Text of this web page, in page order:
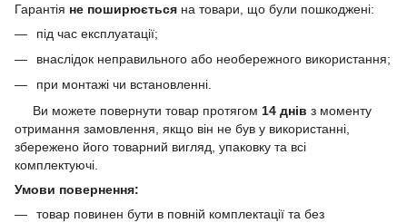
Гарантія не поширюється на товари, що були пошкоджені:
під час експлуатації;
внаслідок неправильного або необережного використання;
при монтажі чи встановленні.
Ви можете повернути товар протягом 14 днів з моменту
отримання замовлення, якщо він не був у використанні,
збережено його товарний вигляд, упаковку та всі
комплектуючі.
Умови повернення:
товар повинен бути в повній комплектації та без